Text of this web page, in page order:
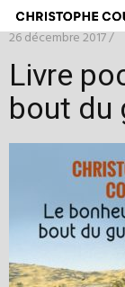
26 décembre 2017 /
Livre
bout du